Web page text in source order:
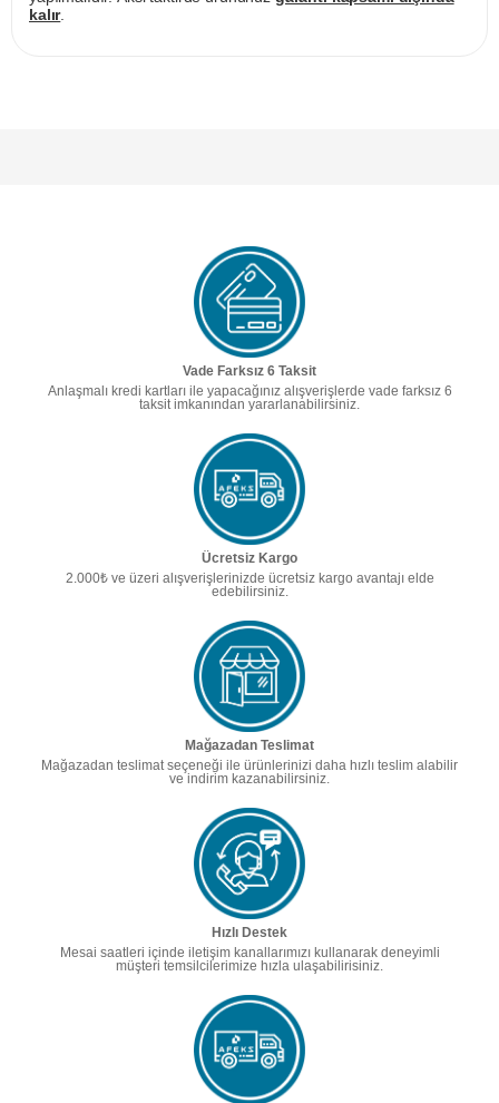
kalır.
Vade Farksız 6 Taksit
Anlaşmalı kredi kartları ile yapacağınız alışverişlerde vade farksız 6
taksit imkanından yararlanabilirsiniz.
Ücretsiz Kargo
2.000₺ ve üzeri alışverişlerinizde ücretsiz kargo avantajı elde
edebilirsiniz.
Mağazadan Teslimat
Mağazadan teslimat seçeneği ile ürünlerinizi daha hızlı teslim alabilir
ve indirim kazanabilirsiniz.
Hızlı Destek
Mesai saatleri içinde iletişim kanallarımızı kullanarak deneyimli
müşteri temsilcilerimize hızla ulaşabilirisiniz.